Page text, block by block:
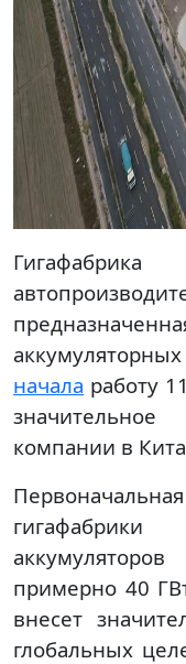
начала работу
компании в
примерно 40
внесет
глобальных